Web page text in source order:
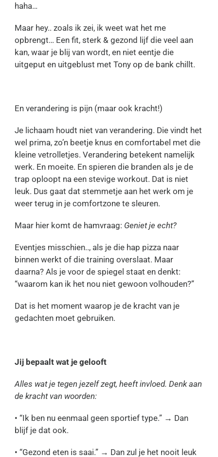
haha…
Maar hey.. zoals ik zei, ik weet wat het me
opbrengt… Een fit, sterk & gezond lijf die veel aan
kan, waar je blij van wordt, en niet eentje die
uitgeput en uitgeblust met Tony op de bank chillt.
En verandering is pijn (maar ook kracht!)
Je lichaam houdt niet van verandering. Die vindt het
wel prima, zo’n beetje knus en comfortabel met die
kleine vetrolletjes. Verandering betekent namelijk
werk. En moeite. En spieren die branden als je de
trap oploopt na een stevige workout. Dat is niet
leuk. Dus gaat dat stemmetje aan het werk om je
weer terug in je comfortzone te sleuren.
Maar hier komt de hamvraag: Geniet je echt?
Eventjes misschien.., als je die hap pizza naar
binnen werkt of die training overslaat. Maar
daarna? Als je voor de spiegel staat en denkt:
“waarom kan ik het nou niet gewoon volhouden?”
Dat is het moment waarop je de kracht van je
gedachten moet gebruiken.
Jij bepaalt wat je gelooft
Alles wat je tegen jezelf zegt, heeft invloed. Denk aan
de kracht van woorden:
• “Ik ben nu eenmaal geen sportief type.” → Dan
blijf je dat ook.
• “Gezond eten is saai.” → Dan zul je het nooit leuk